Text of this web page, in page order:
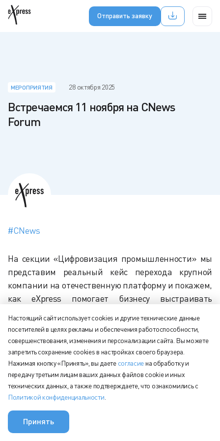
Отправить заявку
МЕРОПРИЯТИЯ 28 октября 2025
Встречаемся 11 ноября на CNews
Forum
#CNews
На секции «Цифровизация промышленности» мы
представим реальный кейс перехода крупной
компании на отечественную платформу и покажем,
как eXpress помогает бизнесу выстраивать
процессы и развивать корпоративную экосистему.
Заглядывайте к нам на стенд №25 —
познакомитесь с возможностями платформы,
узнаете о новых функциях 2025 года, сможете
задать вопросы и выпить чашку кофе вместе с
командой eXpress.
До встречи на CNews Forum 2025!
Настоящий сайт использует cookies и другие технические данные
посетителей в целях рекламы и обеспечения работоспособности,
совершенствования, изменения и персонализации сайта. Вы можете
запретить сохранение cookies в настройках своего браузера.
Нажимая кнопку «Принять», вы даете согласие на обработку и
передачу третьим лицам ваших данных файлов cookie и иных
технических данных, а также подтверждаете, что ознакомились с
Политикой конфиденциальности
Принять